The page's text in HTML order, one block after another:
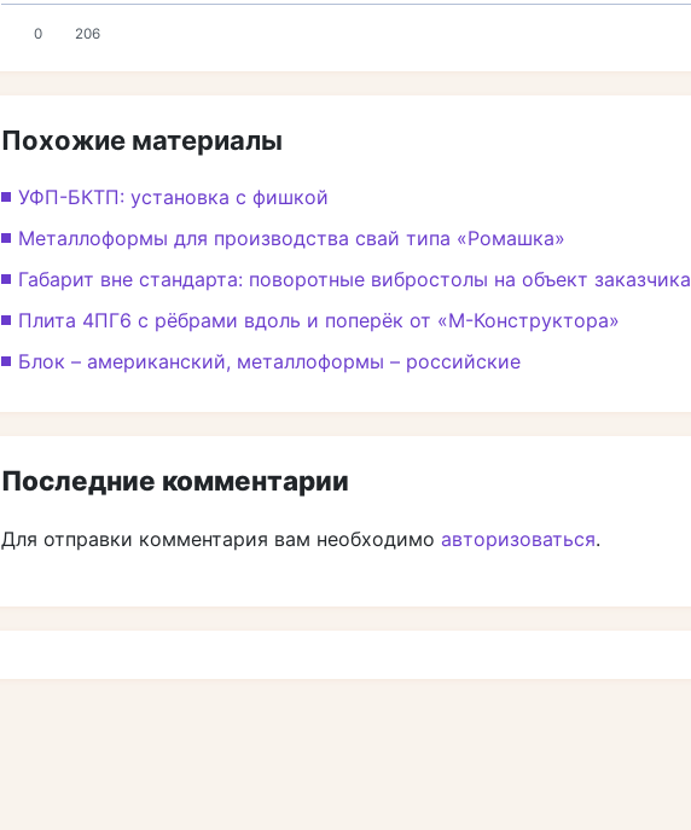
0 206
Похожие материалы
УФП-БКТП: установка с фишкой
Металлоформы для производства свай типа «Ромашка»
Габарит вне стандарта: поворотные вибростолы на объект заказчика
Плита 4ПГ6 с рёбрами вдоль и поперёк от «М-Конструктора»
Блок – американский, металлоформы – российские
Последние комментарии
Для отправки комментария вам необходимо авторизоваться.